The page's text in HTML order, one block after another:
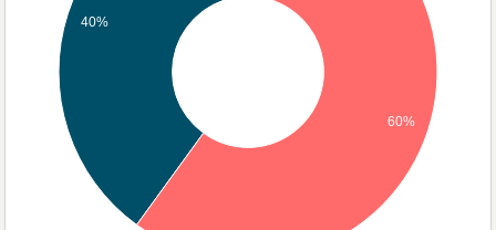
40%
60%